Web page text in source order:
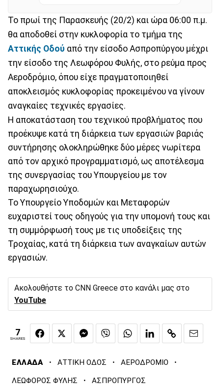
Το πρωί της Παρασκευής (20/2) και ώρα 06:00 π.μ.
θα αποδοθεί στην κυκλοφορία το τμήμα της
Αττικής Οδού από την είσοδο Ασπροπύργου μέχρι
την είσοδο της Λεωφόρου Φυλής, στο ρεύμα προς
Αεροδρόμιο, όπου είχε πραγματοποιηθεί
αποκλεισμός κυκλοφορίας προκειμένου να γίνουν
αναγκαίες τεχνικές εργασίες.
Η αποκατάσταση του τεχνικού προβλήματος που
προέκυψε κατά τη διάρκεια των εργασιών βαριάς
συντήρησης ολοκληρώθηκε δύο μέρες νωρίτερα
από τον αρχικό προγραμματισμό, ως αποτέλεσμα
της συνεργασίας του Υπουργείου με τον
παραχωρησιούχο.
Το Υπουργείο Υποδομών και Μεταφορών
ευχαριστεί τους οδηγούς για την υπομονή τους και
τη συμμόρφωσή τους με τις υποδείξεις της
Τροχαίας, κατά τη διάρκεια των αναγκαίων αυτών
εργασιών.
Ακολουθήστε το CNN Greece στο κανάλι μας στο
YouTube
7
SHARES
ΕΛΛΑΔΑ · ΑΤΤΙΚΗ ΟΔΟΣ · ΑΕΡΟΔΡΟΜΙΟ ·
ΛΕΩΦΟΡΟΣ ΦΥΛΗΣ · ΑΣΠΡΟΠΥΡΓΟΣ